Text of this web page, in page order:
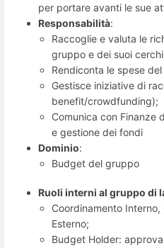
per portare avanti le sue
Responsabilità:
Raccoglie e valuta le
gruppo e dei suoi
Rendiconta le spese
Gestisce iniziative di
benefit/crowdfunding);
Comunica con Finanze
e gestione dei fondi
Dominio:
Budget del gruppo
Ruoli interni al gruppo di
Coordinamento
Esterno;
Budget Holder: